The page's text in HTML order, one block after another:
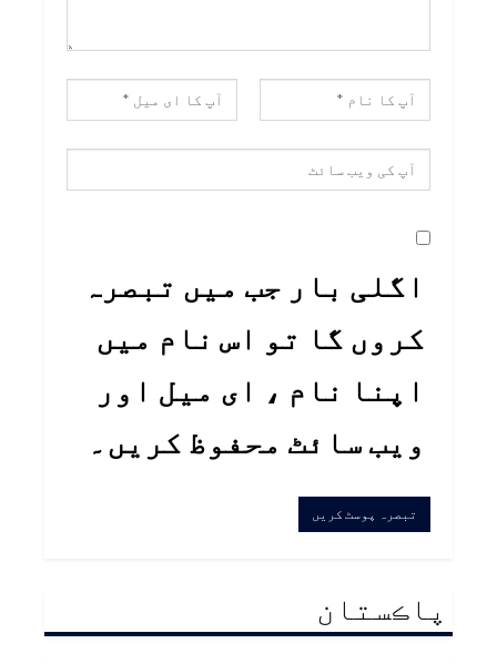
اگلی بار جب میں تبصرہ
کروں گا تو اس نام میں
اپنا نام ، ای میل اور
ویب سائٹ محفوظ کریں۔
پاڪستان